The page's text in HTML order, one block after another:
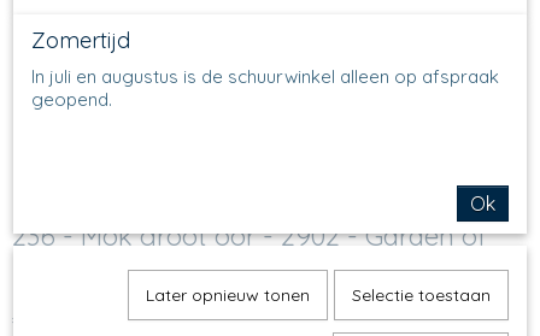
236 - Mok groot oor - 2902 - Garden of
€ 14,50 (inclusief btw 21%)
Zomertijd
In juli en augustus is de schuurwinkel alleen op afspraak
geopend.
Ok
Later opnieuw tonen Selectie toestaan